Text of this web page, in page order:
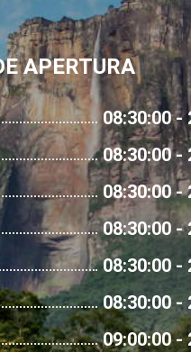
APERTURA
08:30:00 -
08:30:00 -
08:30:00 -
08:30:00 -
08:30:00 -
08:30:00 -
09:00:00 -